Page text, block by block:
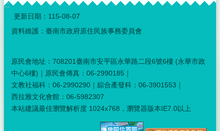
:::
更新日期： 115-08-07
資料維護：臺南市政府原住民族事務委員會
原民會地址：708201臺南市安平區永華路二段6號6樓 (永華市政
中心6樓)｜原民會傳真：06-2990185｜
文教社福科：06-2990290｜綜合產發科：06-3901553｜
西拉雅文化會館：06-5982307
本站建議最佳瀏覽解析度 1024x768，瀏覽器版本IE7.0以上